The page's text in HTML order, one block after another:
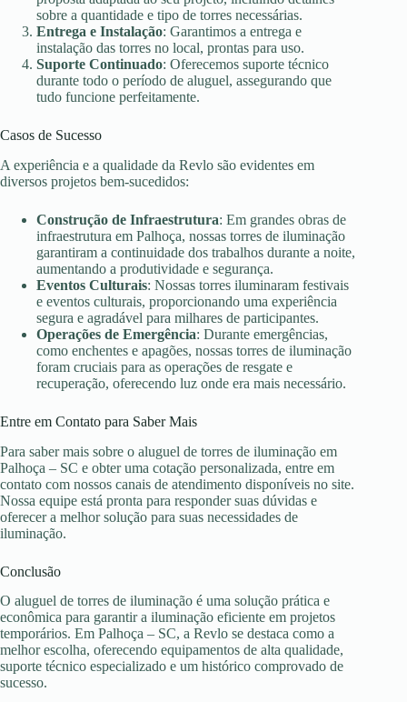
sobre a quantidade e tipo de torres necessárias.
Entrega e Instalação: Garantimos a entrega e
instalação das torres no local, prontas para uso.
Suporte Continuado: Oferecemos suporte técnico
durante todo o período de aluguel, assegurando que
tudo funcione perfeitamente.
Casos de Sucesso
A experiência e a qualidade da Revlo são evidentes em
diversos projetos bem-sucedidos:
Construção de Infraestrutura: Em grandes obras de
infraestrutura em Palhoça, nossas torres de iluminação
garantiram a continuidade dos trabalhos durante a noite,
aumentando a produtividade e segurança.
Eventos Culturais: Nossas torres iluminaram festivais
e eventos culturais, proporcionando uma experiência
segura e agradável para milhares de participantes.
Operações de Emergência: Durante emergências,
como enchentes e apagões, nossas torres de iluminação
foram cruciais para as operações de resgate e
recuperação, oferecendo luz onde era mais necessário.
Entre em Contato para Saber Mais
Para saber mais sobre o aluguel de torres de iluminação em
Palhoça – SC e obter uma cotação personalizada, entre em
contato com nossos canais de atendimento disponíveis no site.
Nossa equipe está pronta para responder suas dúvidas e
oferecer a melhor solução para suas necessidades de
iluminação.
Conclusão
O aluguel de torres de iluminação é uma solução prática e
econômica para garantir a iluminação eficiente em projetos
temporários. Em Palhoça – SC, a Revlo se destaca como a
melhor escolha, oferecendo equipamentos de alta qualidade,
suporte técnico especializado e um histórico comprovado de
sucesso.